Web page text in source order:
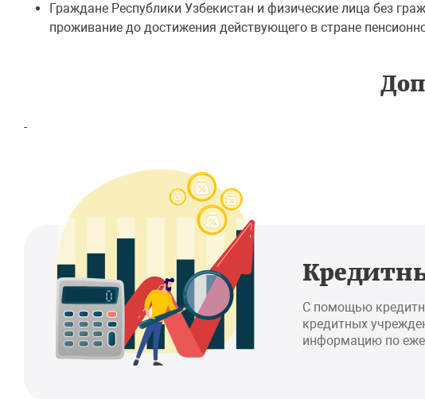
Граждане Республики Узбекистан и физические лица без
проживание до достижения действующего в стране
-
С помощью
кредитных
информацию по